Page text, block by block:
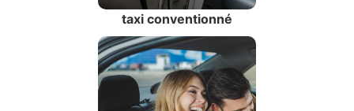
taxi conventionné